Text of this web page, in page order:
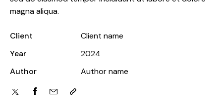
magna aliqua.
Client
Client name
Year
2024
Author
Author name